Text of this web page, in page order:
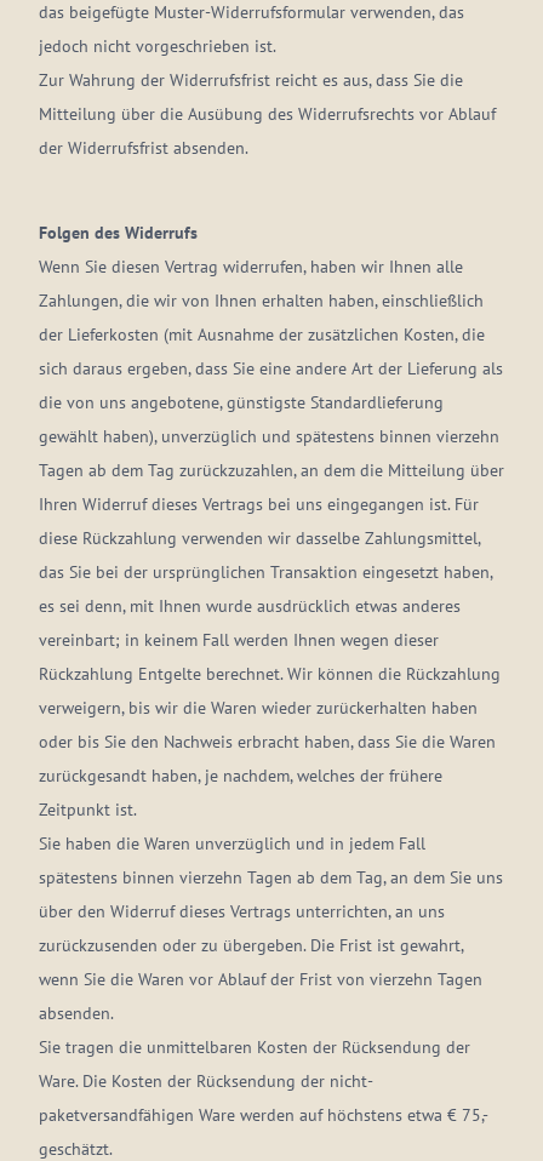
das beigefügte Muster-Widerrufsformular verwenden, das
jedoch nicht vorgeschrieben ist.
Zur Wahrung der Widerrufsfrist reicht es aus, dass Sie die
Mitteilung über die Ausübung des Widerrufsrechts vor Ablauf
der Widerrufsfrist absenden.
Folgen des Widerrufs
Wenn Sie diesen Vertrag widerrufen, haben wir Ihnen alle
Zahlungen, die wir von Ihnen erhalten haben, einschließlich
der Lieferkosten (mit Ausnahme der zusätzlichen Kosten, die
sich daraus ergeben, dass Sie eine andere Art der Lieferung als
die von uns angebotene, günstigste Standardlieferung
gewählt haben), unverzüglich und spätestens binnen vierzehn
Tagen ab dem Tag zurückzuzahlen, an dem die Mitteilung über
Ihren Widerruf dieses Vertrags bei uns eingegangen ist. Für
diese Rückzahlung verwenden wir dasselbe Zahlungsmittel,
das Sie bei der ursprünglichen Transaktion eingesetzt haben,
es sei denn, mit Ihnen wurde ausdrücklich etwas anderes
vereinbart; in keinem Fall werden Ihnen wegen dieser
Rückzahlung Entgelte berechnet. Wir können die Rückzahlung
verweigern, bis wir die Waren wieder zurückerhalten haben
oder bis Sie den Nachweis erbracht haben, dass Sie die Waren
zurückgesandt haben, je nachdem, welches der frühere
Zeitpunkt ist.
Sie haben die Waren unverzüglich und in jedem Fall
spätestens binnen vierzehn Tagen ab dem Tag, an dem Sie uns
über den Widerruf dieses Vertrags unterrichten, an uns
zurückzusenden oder zu übergeben. Die Frist ist gewahrt,
wenn Sie die Waren vor Ablauf der Frist von vierzehn Tagen
absenden.
Sie tragen die unmittelbaren Kosten der Rücksendung der
Ware. Die Kosten der Rücksendung der nicht-
paketversandfähigen Ware werden auf höchstens etwa € 75,-
geschätzt.